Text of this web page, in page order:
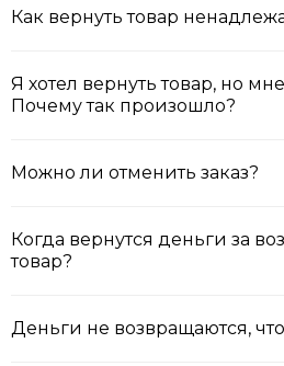
Как вернуть товар
Я хотел вернуть товар, но
Почему так произошло?
Можно ли отменить заказ?
Когда вернутся деньги за
товар?
Деньги не возвращаются,